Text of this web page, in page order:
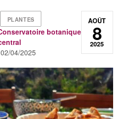
PLANTES
botanique
02/04/2025
AOÛT
8
2025